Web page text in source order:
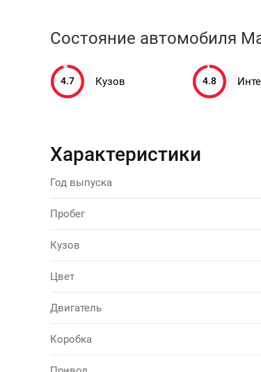
Состояние автомобиля
4.7 Кузов 4.8
Характеристики
Год выпуска
Пробег
Кузов
Цвет
Двигатель
Коробка